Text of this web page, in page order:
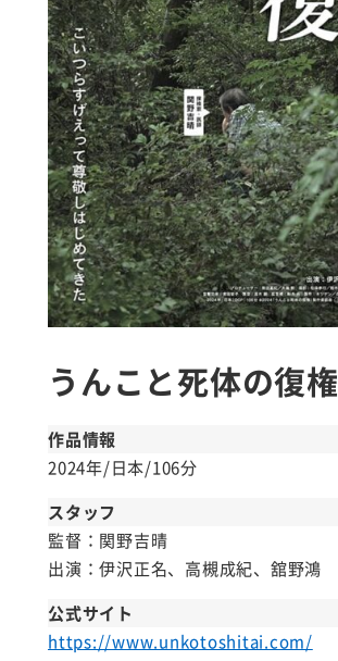
うんこと死体の復権
作品情報
2024年/日本/106分
スタッフ
監督：関野吉晴
出演：伊沢正名、高槻成紀、舘野鴻
公式サイト
https://www.unkotoshitai.com/